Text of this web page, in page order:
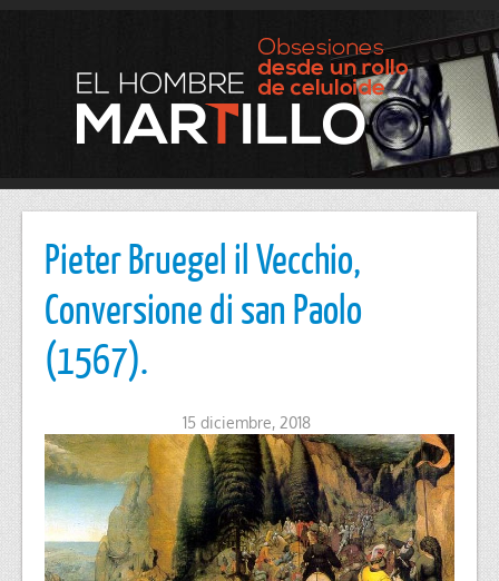
Pieter Bruegel il Vecchio,
Conversione di san Paolo
(1567).
15 diciembre, 2018